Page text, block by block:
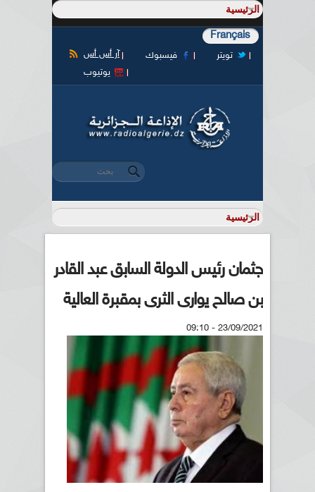
Français
آر أس أس فيسبوك
تويتر
يوتيوب
استمارة البحث
‏بحث ‏
جثمان رئيس الدولة السابق عبد القادر
بن صالح يوارى الثرى بمقبرة العالية
23/09/2021 - 09:10